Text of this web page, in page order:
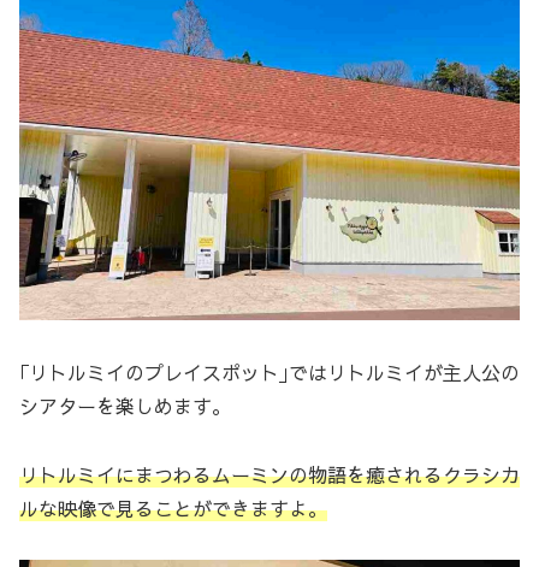
｢リトルミイのプレイスポット｣ではリトルミイが主人公の
シアターを楽しめます。
リトルミイにまつわるムーミンの物語を癒されるクラシカ
ルな映像で見ることができますよ。